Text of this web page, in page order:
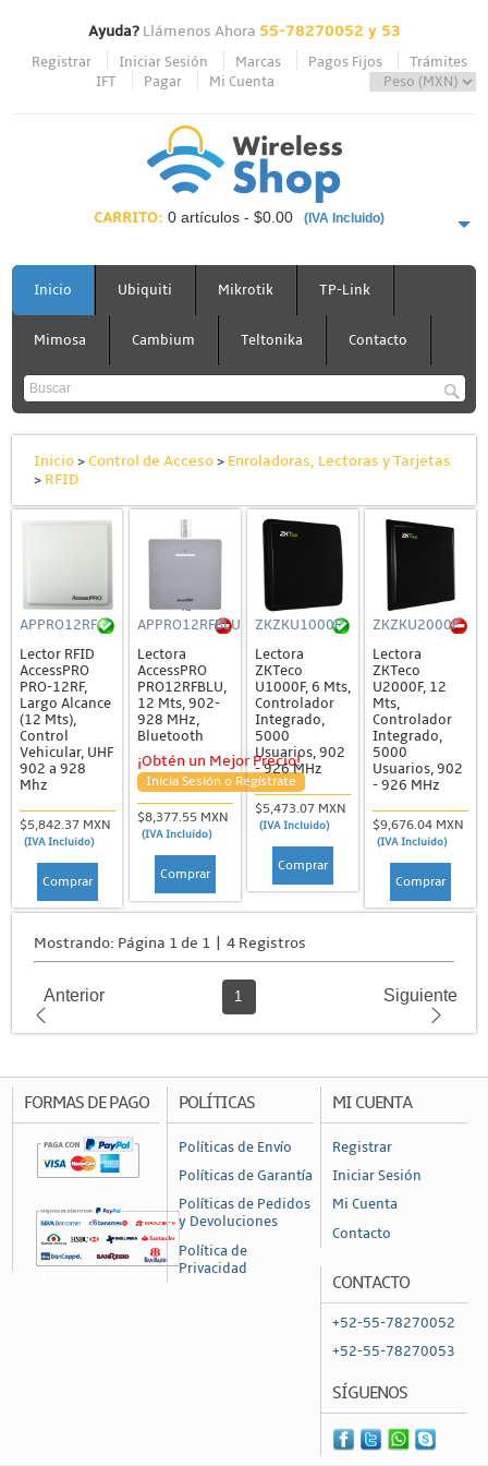
Ayuda?Llámenos Ahora 55-78270052 y 53
Registrar Iniciar Sesión Marcas Pagos Fijos
Trámites
IFT
Pagar Mi Cuenta
CARRITO: 0 artículos - $0.00 (IVA Incluido)
PAGAR AHORA
Inicio Ubiquiti Mikrotik TP-Link
Mimosa Cambium Teltonika Contacto
Inicio>Control de Acceso> Enroladoras, Lectoras y Tarjetas
> RFID
APPRO12RF
Lector RFID
AccessPRO
PRO-12RF,
Largo Alcance
(12 Mts),
Control
Vehicular, UHF
902 a 928
Mhz
$5,842.37 MXN
(IVA Incluido)
Comprar
APPRO12RFBLU
Lectora
AccessPRO
PRO12RFBLU,
12 Mts, 902-
928 MHz,
Bluetooth
¡Obtén un Mejor Precio!
Inicia Sesión o Regístrate
$8,377.55 MXN
(IVA Incluido)
Comprar
ZKZKU1000F
Lectora
ZKTeco
U1000F, 6 Mts,
Controlador
Integrado,
5000
Usuarios, 902
- 926 MHz
$5,473.07 MXN
(IVA Incluido)
Comprar
ZKZKU2000F
Lectora
ZKTeco
U2000F, 12
Mts,
Controlador
Integrado,
5000
Usuarios, 902
- 926 MHz
$9,676.04 MXN
(IVA Incluido)
Comprar
Mostrando: Página 1 de 1 | 4 Registros
Anterior 1 Siguiente
FORMAS DE PAGO POLÍTICAS
Políticas de Envío
Políticas de Garantía
Políticas de Pedidos
y Devoluciones
Política de
Privacidad
MI CUENTA
Registrar
Iniciar Sesión
Mi Cuenta
Contacto
CONTACTO
+52-55-78270052
+52-55-78270053
SÍGUENOS